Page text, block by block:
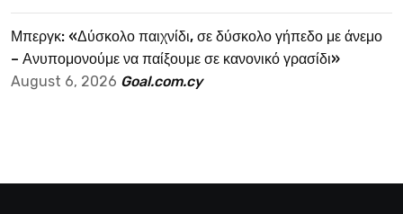
Μπεργκ: «Δύσκολο παιχνίδι, σε δύσκολο γήπεδο με άνεμο
– Ανυπομονούμε να παίξουμε σε κανονικό γρασίδι»
August 6, 2026 Goal.com.cy